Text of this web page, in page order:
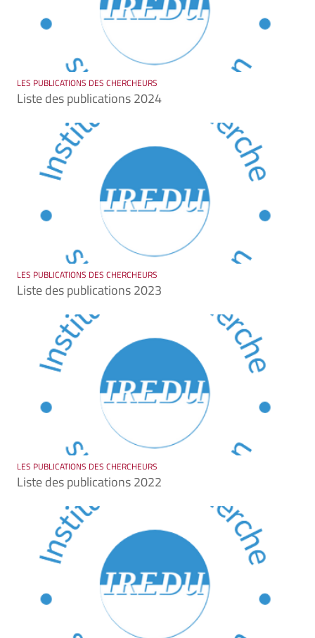
LES PUBLICATIONS DES CHERCHEURS
Liste des publications 2024
LES PUBLICATIONS DES CHERCHEURS
Liste des publications 2023
LES PUBLICATIONS DES CHERCHEURS
Liste des publications 2022